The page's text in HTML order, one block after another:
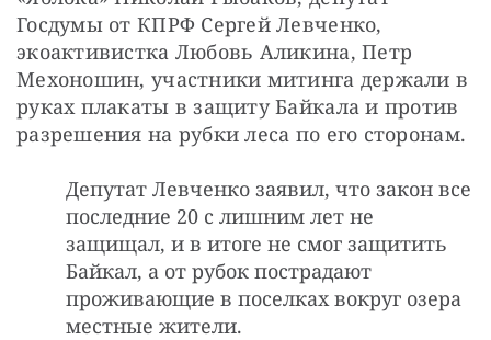
Госдумы от КПРФ Сергей Левченко,
экоактивистка Любовь Аликина, Петр
Мехоношин, участники митинга держали в
руках плакаты в защиту Байкала и против
разрешения на рубки леса по его сторонам.
Депутат Левченко заявил, что закон все
последние 20 с лишним лет не
защищал, и в итоге не смог защитить
Байкал, а от рубок пострадают
проживающие в поселках вокруг озера
местные жители.